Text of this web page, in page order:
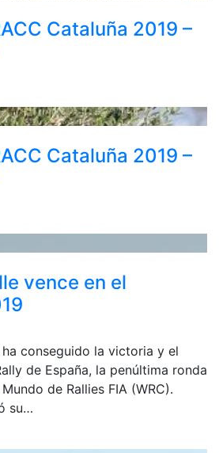
Cataluña 2019 –
Cataluña 2019 –
vence en el
conseguido la victoria y el
de España, la penúltima ronda
de Rallies FIA (WRC).
su…